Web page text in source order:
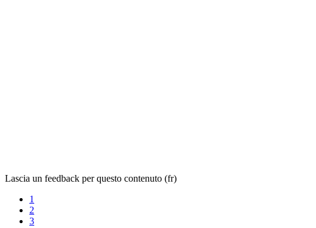
Lascia un feedback per questo contenuto (fr)
1
2
3